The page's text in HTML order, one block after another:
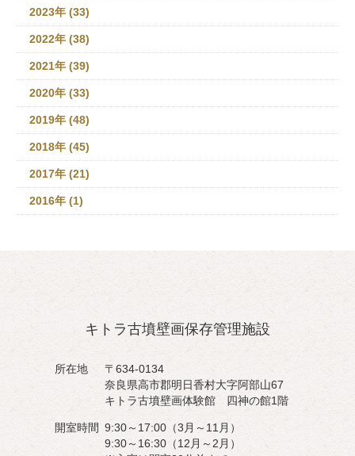
2023年 (33)
2022年 (38)
2021年 (39)
2020年 (33)
2019年 (48)
2018年 (45)
2017年 (21)
2016年 (1)
キトラ古墳壁画保存管理施設
所在地
〒634-0134
奈良県高市郡明日香村大字阿部山67
キトラ古墳壁画体験館 四神の館1階
開室時間 9:30～17:00（3月～11月）
9:30～16:30（12月～2月）